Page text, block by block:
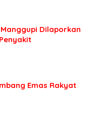
Dilaporkan
Emas Rakyat